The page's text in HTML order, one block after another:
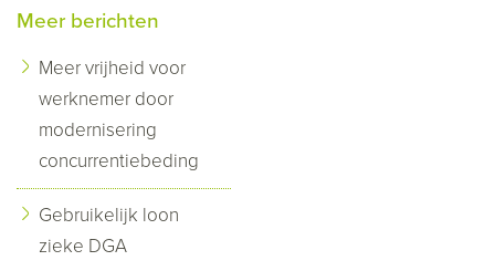
Meer berichten
Meer vrijheid voor
werknemer door
modernisering
concurrentiebeding
Gebruikelijk loon
zieke DGA